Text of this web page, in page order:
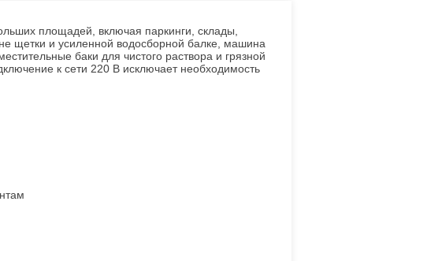
площадей, включая паркинги, склады,
щетки и усиленной водосборной балке, машина
баки для чистого раствора и грязной
к сети 220 В исключает необходимость